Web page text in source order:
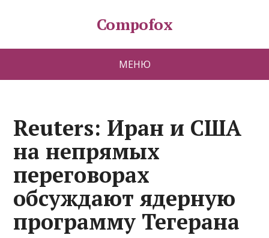
Compofox
МЕНЮ
Reuters: Иран и США
на непрямых
переговорах
обсуждают ядерную
программу Тегерана